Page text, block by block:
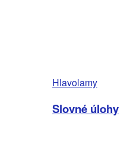
Hlavolamy
Slovné úlohy